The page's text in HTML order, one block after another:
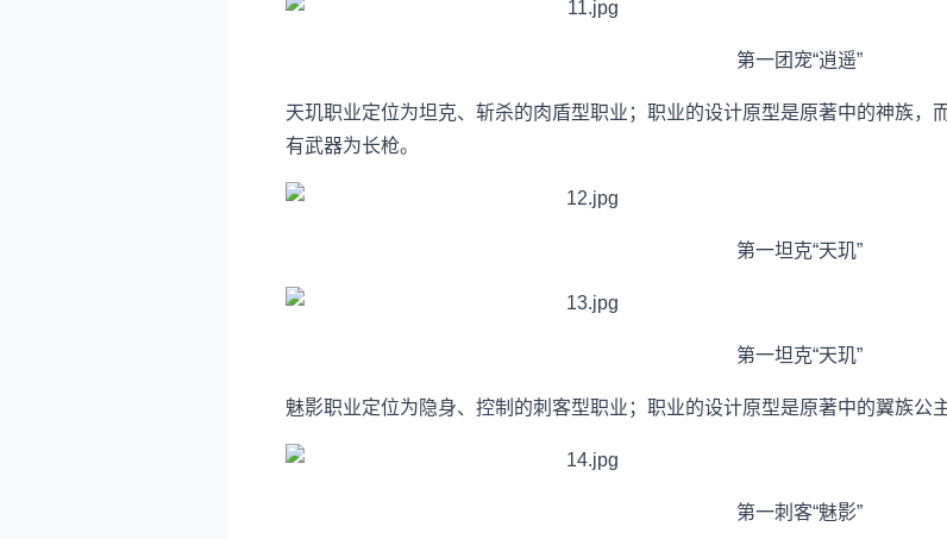
第一团宠“逍遥”
天玑职业定位为坦克、斩杀的肉盾型职业；职业的设计原型是原著中的神族，
有武器为长枪。
第一坦克“天玑”
第一坦克“天玑”
魅影职业定位为隐身、控制的刺客型职业；职业的设计原型是原著中的翼族公
第一刺客“魅影”